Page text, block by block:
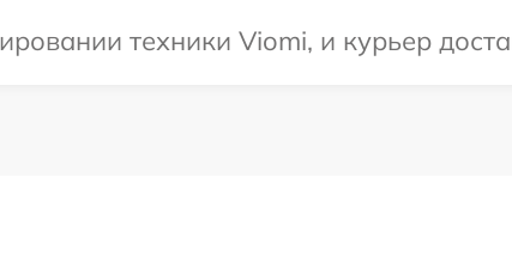
техники Viomi, и курьер